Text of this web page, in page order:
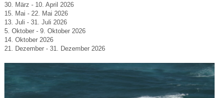
30. März - 10. April 2026
15. Mai - 22. Mai 2026
13. Juli - 31. Juli 2026
5. Oktober - 9. Oktober 2026
14. Oktober 2026
21. Dezember - 31. Dezember 2026